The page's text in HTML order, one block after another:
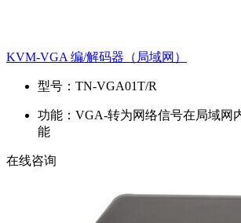
KVM-VGA 编/解码器（局域网）
型号： TN-VGA01T/R
功能： VGA-转为网络信号在局域网
能
在线咨询